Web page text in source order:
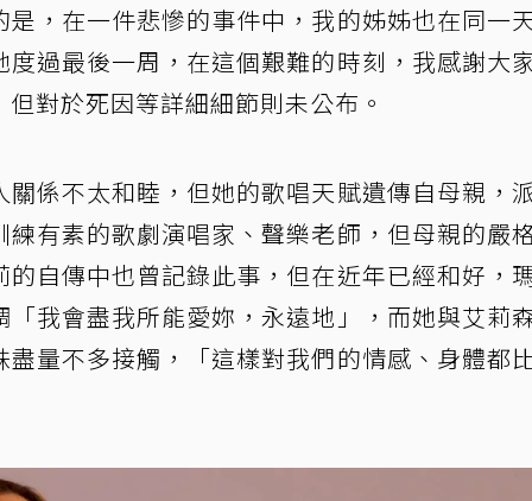
，在一件悲慘的事件中，我的姊姊也在同一
過最後一周，在這個艱難的時刻，我感謝大
對於死因等詳細細節則未公布。
係不太和睦，但她的歌唱天賦遺傳自母親，
有素的歌劇演唱家、聲樂老師，但母親的嚴
自傳中也曾記錄此事，但在近年已經和好，
我會盡我所能愛妳，永遠地」，而她與艾莉
量不多接觸，「這樣對我們的情感、身體都